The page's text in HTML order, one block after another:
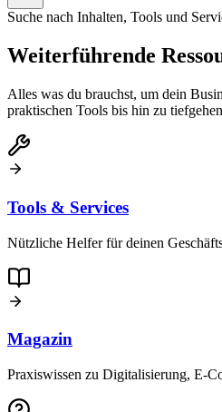
Suche nach Inhalten, Tools und
Weiterführende
Alles was du brauchst, um dein
praktischen Tools bis hin zu
Tools & Services
Nützliche Helfer für deinen
Magazin
Praxiswissen zu Digitalisierung, E-